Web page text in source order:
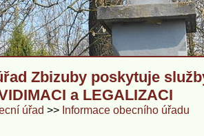
Zbizuby poskytuje
a LEGALIZACI
úřad Informace obecního úřadu